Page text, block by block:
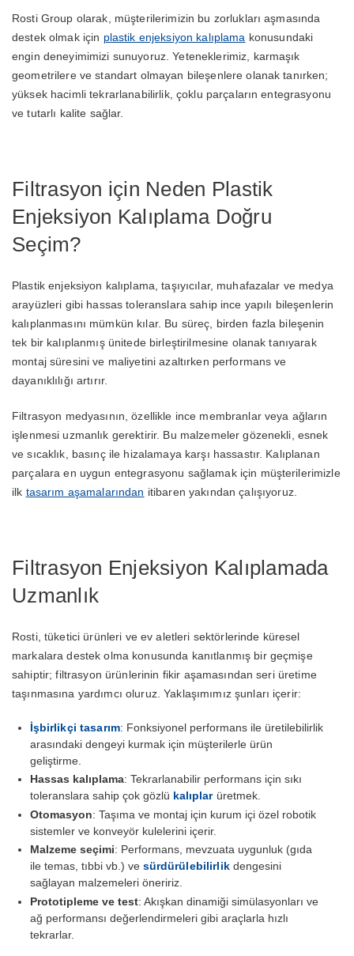
Rosti Group olarak, müşterilerimizin bu zorlukları aşmasında
destek olmak için plastik enjeksiyon kalıplama konusundaki
engin deneyimimizi sunuyoruz. Yeteneklerimiz, karmaşık
geometrilere ve standart olmayan bileşenlere olanak tanırken;
yüksek hacimli tekrarlanabilirlik, çoklu parçaların entegrasyonu
ve tutarlı kalite sağlar.
Filtrasyon için Neden Plastik
Enjeksiyon Kalıplama Doğru
Seçim?
Plastik enjeksiyon kalıplama, taşıyıcılar, muhafazalar ve medya
arayüzleri gibi hassas toleranslara sahip ince yapılı bileşenlerin
kalıplanmasını mümkün kılar. Bu süreç, birden fazla bileşenin
tek bir kalıplanmış ünitede birleştirilmesine olanak tanıyarak
montaj süresini ve maliyetini azaltırken performans ve
dayanıklılığı artırır.
Filtrasyon medyasının, özellikle ince membranlar veya ağların
işlenmesi uzmanlık gerektirir. Bu malzemeler gözenekli, esnek
ve sıcaklık, basınç ile hizalamaya karşı hassastır. Kalıplanan
parçalara en uygun entegrasyonu sağlamak için müşterilerimizle
ilk tasarım aşamalarından itibaren yakından çalışıyoruz.
Filtrasyon Enjeksiyon Kalıplamada
Uzmanlık
Rosti, tüketici ürünleri ve ev aletleri sektörlerinde küresel
markalara destek olma konusunda kanıtlanmış bir geçmişe
sahiptir; filtrasyon ürünlerinin fikir aşamasından seri üretime
taşınmasına yardımcı oluruz. Yaklaşımımız şunları içerir:
İşbirlikçi tasarım: Fonksiyonel performans ile üretilebilirlik
arasındaki dengeyi kurmak için müşterilerle ürün
geliştirme.
Hassas kalıplama: Tekrarlanabilir performans için sıkı
toleranslara sahip çok gözlü kalıplarüretmek.
Otomasyon: Taşıma ve montaj için kurum içi özel robotik
sistemler ve konveyör kulelerini içerir.
Malzeme seçimi: Performans, mevzuata uygunluk (gıda
ile temas, tıbbi vb.) ve sürdürülebilirlikdengesini
sağlayan malzemeleri öneririz.
Prototipleme ve test: Akışkan dinamiği simülasyonları ve
ağ performansı değerlendirmeleri gibi araçlarla hızlı
tekrarlar.